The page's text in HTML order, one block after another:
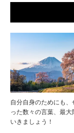
自分自身のためにも、
った数々の言葉、最大
いきましょう！